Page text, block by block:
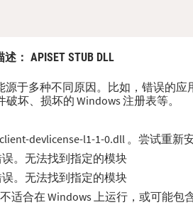
述 ： APISET STUB DLL
于多种不同原因。比如，错误的应
坏、损坏的 Windows 注册表等。
devlicense-l1-1-0.dll 。尝试重新
误。无法找到指定的模块
误。无法找到指定的模块
适合在 Windows 上运行，或可能包